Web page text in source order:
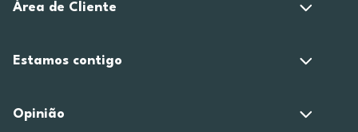
Área de Cliente
Estamos contigo
Opinião